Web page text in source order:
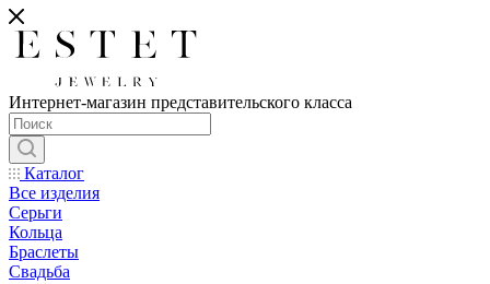
Интернет-магазин представительского класса
Каталог
Все изделия
Серьги
Кольца
Браслеты
Свадьба